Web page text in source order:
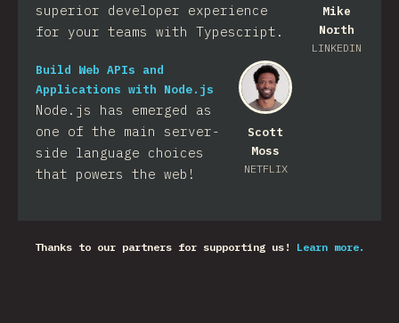
Mike
North
LINKEDIN
superior developer experience
for your teams with Typescript.
Scott
Moss
NETFLIX
Build Web APIs and
Applications with Node.js
Node.js has emerged as
one of the main server-
side language choices
that powers the web!
Thanks to our partners for supporting us! Learn more.